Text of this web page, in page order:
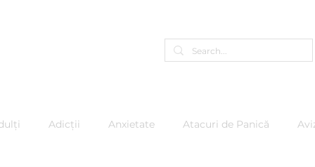
Adicții Anxietate Atacuri de Panică